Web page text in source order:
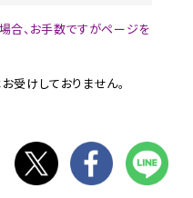
合、お手数ですがページを
受けしておりません。